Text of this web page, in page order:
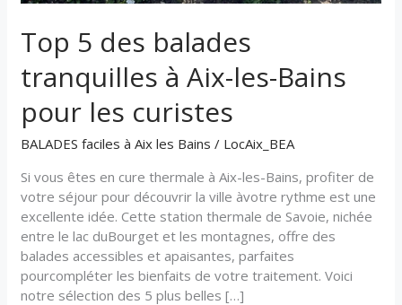
Top 5 des balades
tranquilles à Aix-les-Bains
pour les curistes
BALADES faciles à Aix les Bains / LocAix_BEA
Si vous êtes en cure thermale à Aix-les-Bains, profiter de
votre séjour pour découvrir la ville àvotre rythme est une
excellente idée. Cette station thermale de Savoie, nichée
entre le lac duBourget et les montagnes, offre des
balades accessibles et apaisantes, parfaites
pourcompléter les bienfaits de votre traitement. Voici
notre sélection des 5 plus belles […]